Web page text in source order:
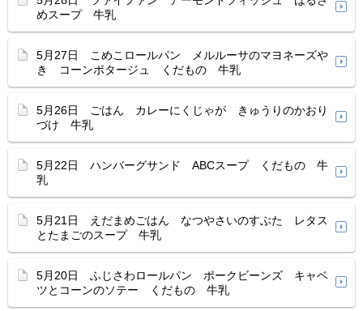
めスープ 牛乳
5月27日 こめこロールパン メルルーサのマヨネーズや
き コーンポタージュ くだもの 牛乳
5月26日 ごはん カレーにくじゃが きゅうりのかおり
づけ 牛乳
5月22日 ハンバーグサンド ABCスープ くだもの 牛
乳
5月21日 えだまめごはん なつやさいのすぶた レタス
とたまごのスープ 牛乳
5月20日 ふじさわロールパン ポークビーンズ キャベ
ツとコーンのソテー くだもの 牛乳